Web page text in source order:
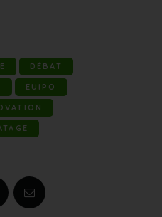
DÉBAT
EUIPO